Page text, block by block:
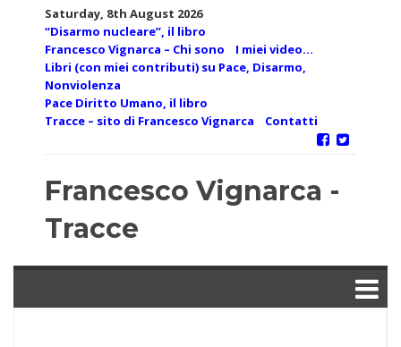
Saturday, 8th August 2026
“Disarmo nucleare”, il libro
Francesco Vignarca – Chi sono
I miei video…
Libri (con miei contributi) su Pace, Disarmo,
Nonviolenza
Pace Diritto Umano, il libro
Tracce – sito di Francesco Vignarca
Contatti
Francesco Vignarca -
Tracce